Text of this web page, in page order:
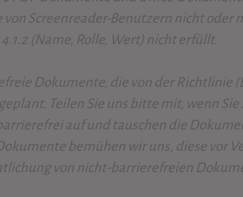
von Screenreader-Benutzern nicht
(Name, Rolle, Wert) nicht erfüllt.
Dokumente, die von der Richtlinie
Teilen Sie uns bitte mit, wenn
auf und tauschen die
bemühen wir uns, diese vor
von nicht-barrierefreien